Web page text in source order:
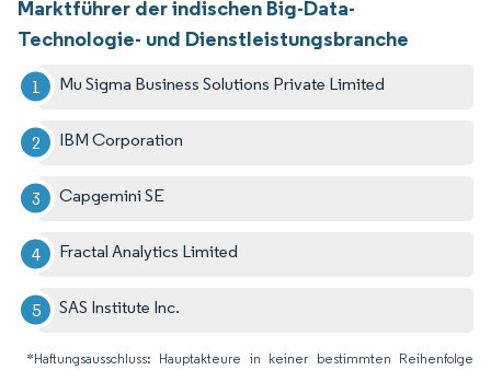
Marktführer der indischen Big-Data-
Technologie- und Dienstleistungsbranche
Mu Sigma Business Solutions Private Limited
IBM Corporation
Capgemini SE
Fractal Analytics Limited
SAS Institute Inc.
*Haftungsausschluss: Hauptakteure in keiner bestimmten Reihenfolge